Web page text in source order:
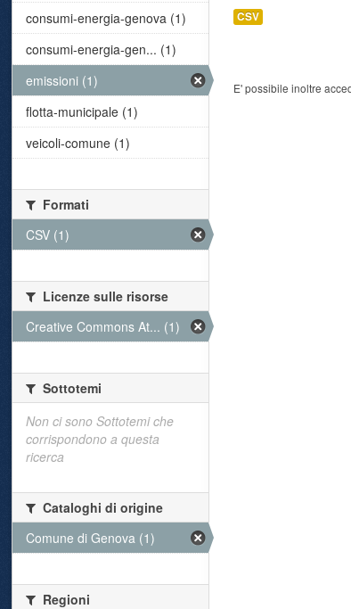
CSV
E' possibile inoltre
consumi-energia-genova (1)
consumi-energia-gen... (1)
emissioni (1)
flotta-municipale (1)
veicoli-comune (1)
Formati
CSV (1)
Licenze sulle risorse
Creative Commons At... (1)
Sottotemi
Non ci sono Sottotemi che
corrispondono a questa
ricerca
Cataloghi di origine
Comune di Genova (1)
Regioni